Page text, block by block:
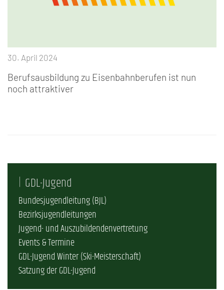
30. April 2024
Berufsausbildung zu Eisenbahnberufen ist nun
noch attraktiver
GDL-Jugend
Bundesjugendleitung (BJL)
Bezirksjugendleitungen
Jugend- und Auszubildendenvertretung
Events & Termine
GDL-Jugend Winter (Ski-Meisterschaft)
Satzung der GDL-Jugend